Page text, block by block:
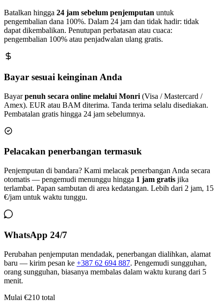
Batalkan hingga 24 jam sebelum penjemputan untuk
pengembalian dana 100%. Dalam 24 jam dan tidak hadir: tidak
dapat dikembalikan. Penutupan perbatasan atau cuaca:
pengembalian 100% atau penjadwalan ulang gratis.
Bayar sesuai keinginan Anda
Bayarpenuh secara online melalui Monri (Visa / Mastercard /
Amex). EUR atau BAM diterima. Tanda terima selalu disediakan.
Pembatalan gratis hingga 24 jam sebelumnya.
Pelacakan penerbangan termasuk
Penjemputan di bandara? Kami melacak penerbangan Anda secara
otomatis — pengemudi menunggu hingga 1 jam gratis jika
terlambat. Papan sambutan di area kedatangan. Lebih dari 2 jam, 15
€/jam untuk waktu tunggu.
WhatsApp 24/7
Perubahan penjemputan mendadak, penerbangan dialihkan, alamat
baru — kirim pesan ke +387 62 694 887. Pengemudi sungguhan,
orang sungguhan, biasanya membalas dalam waktu kurang dari 5
menit.
Mulai €210 total